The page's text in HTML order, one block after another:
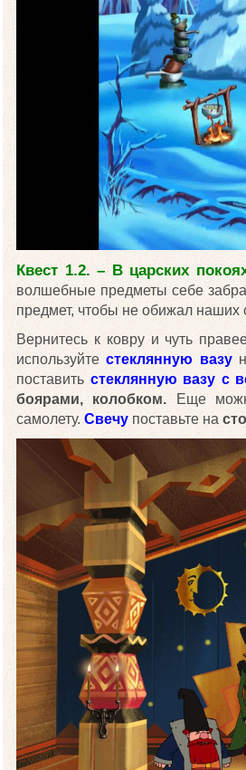
Квест 1.2. – В царских
волшебные предметы себе
предмет, чтобы не обижал наших
Вернитесь к ковру и чуть
используйтестеклянную вазу
поставить стеклянную вазу с
боярами, колобком. Еще
самолету. Свечу поставьте на